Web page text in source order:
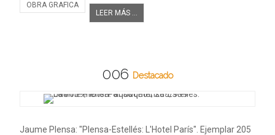
OBRA GRAFICA
LEER MÁS ...
006 Destacado
Jaume Plensa: "Plensa-Estellés: L'Hotel París". Ejemplar 205